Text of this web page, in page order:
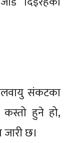
संकटका
हुने हो,
छ।